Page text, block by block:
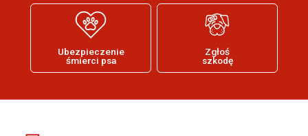
Ubezpieczenie
śmierci psa
Zgłoś
szkodę